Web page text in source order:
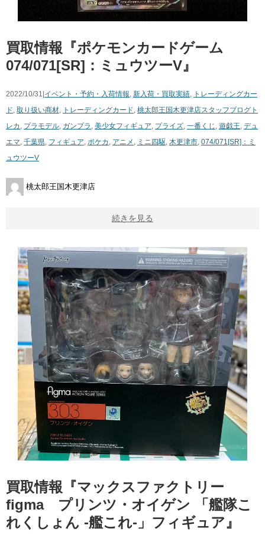
買取情報『ポケモンカードゲーム
074/071[SR]：ミュウツーV』
2022/10/31|イベント・予約・入荷情報 新入荷・買取実績
トレーディングカー
ド 取り扱い商材 トレーディングカード 桃太郎王国木更津店スタッフブログ ト
レカ
プラモデル ガンプラ 美少女フィギュア プライズ 一番くじ 遊戯王 デュ
エマ 千葉県 フィギュア ポケカ アニメ ミニ四駆 木更津市 074/071[SR]：ミ
ュウツーV
桃太郎王国木更津店
続きを見る
買取情報『マックスファクトリー
figma プリンツ・オイゲン ​「艦隊こ
れくしょん -艦これ-」フィギュア』